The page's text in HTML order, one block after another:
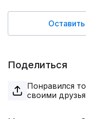
Поделиться
Понравился
своими